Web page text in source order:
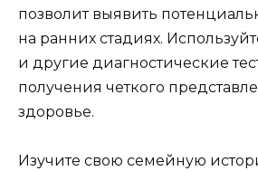
позволит выявить
на ранних стадиях.
и другие диагностические
получения четкого
здоровье.
Изучите свою семейную